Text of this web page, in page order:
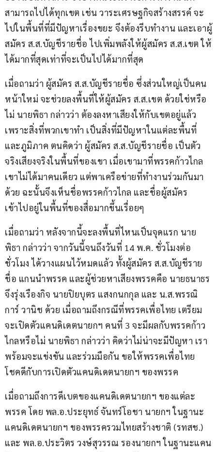
สามารถไปได้ทุกเขต เช่น วาระเศรษฐกิจสร้างสรรค์ จะ
ไปในพื้นที่ที่มีปัญหาเรื่องขยะ จึงต้องรีบทำงาน และเอาผู้
สมัคร ส.ส.บัญชีรายชื่อ ไปเพิ่มพลังให้ผู้สมัคร ส.ส.เขต ให้
ได้มากที่สุดเท่าที่จะเป็นไปได้มากที่สุด
เมื่อถามว่า ผู้สมัคร ส.ส.บัญชีรายชื่อ ซึ่งส่วนใหญ่เป็นคน
หน้าใหม่ จะช่วยลงพื้นที่ให้ผู้สมัคร ส.ส.เขต ด้วยใช่หรือ
ไม่ นายพิธา กล่าวว่า ต้องลงหาเสียงให้กับเขตอยู่แล้ว
เพราะสิ่งที่พวกเขาทำ เป็นสิ่งที่มีปัญหาในแต่ละพื้นที่
และภูมิภาค ตนคิดว่า ผู้สมัคร ส.ส.บัญชีรายชื่อ เป็นตัว
จริงเสียงจริงในพื้นที่ของเขา เมื่อเขามาที่พรรคก้าวไกล
เขาไม่ได้มาคนเดียว แต่พาเครือข่ายที่ทำงานร่วมกันมา
ด้วย ฉะนั้นจึงเห็นชื่อพรรคก้าวไกล และชื่อผู้สมัคร
เข้าไปอยู่ในพื้นที่ของสื่อมากขึ้นเรื่อยๆ
เมื่อถามว่า หลังจากนี้จะลงพื้นที่ไหนเป็นจุดแรก นาย
พิธา กล่าวว่า จากวันนี้จนถึงวันที่ 14 พ.ค. ชั่วโมงต่อ
ชั่วโมง ได้วางแผนไว้หมดแล้ว ทั้งผู้สมัคร ส.ส.บัญชีราย
ชื่อ แกนนำพรรค และผู้ช่วยหาเสียงพรรคคือ นายธนาธร
จึงรุ่งเรืองกิจ นายปิยบุตร แสงกนกกุล และ น.ส.พรรณิ
การ์ วานิช ด้วย เมื่อถามถึงกรณีที่พรรคเพื่อไทย เตรียม
จะเปิดตัวแคนดิเดตนายกฯ คนที่ 3 จะมีผลกับพรรคก้าว
ไกลหรือไม่ นายพิธา กล่าวว่า คิดว่าไม่น่าจะมีปัญหา เรา
พร้อมจะแข่งขัน และร่วมมือกัน ขอให้พรรคเพื่อไทย
โชคดีกับการเปิดตัวแคนดิเดตนายกฯ ของพรรค
เมื่อถามถึงการดีเบตของแคนดิเดตนายกฯ ของแต่ละ
พรรค โดย พล.อ.ประยุทธ์ จันทร์โอชา นายกฯ ในฐานะ
แคนดิเดตนายกฯ ของพรรครวมไทยสร้างชาติ (รทสช.)
และ พล.อ.ประวิตร วงษ์สุวรรณ รองนายกฯ ในฐานะแคน